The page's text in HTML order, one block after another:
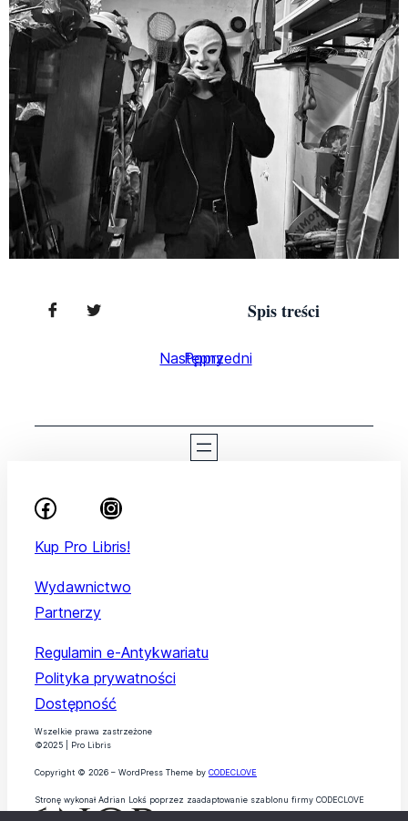
Spis treści
Poprzedni
Następny
Kup Pro Libris!
Wydawnictwo
Partnerzy
Regulamin e-Antykwariatu
Polityka prywatności
Dostępność
Wszelkie prawa zastrzeżone
©2025 | Pro Libris
Copyright © 2026 – WordPress Theme by CODECLOVE
Stronę wykonał Adrian Lokś poprzez zaadaptowanie szablonu firmy CODECLOVE